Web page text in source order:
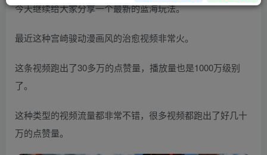
今天继续给大家分享一个最新的蓝海玩法。
最近这种宫崎骏动漫画风的治愈视频非常火。
这条视频跑出了30多万的点赞量，播放量也是1000万级别
了。
这种类型的视频流量都非常不错，很多视频都跑出了好几十
万的点赞量。